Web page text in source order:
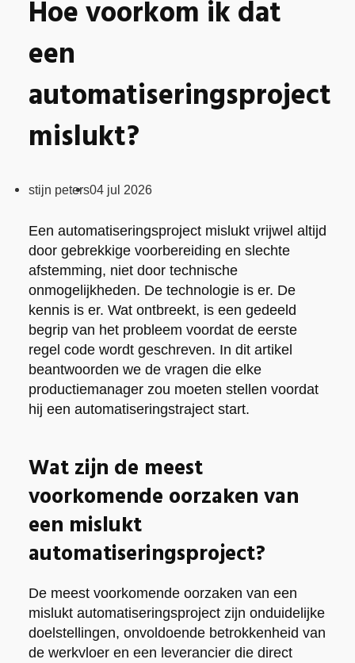
Hoe voorkom ik dat
een
automatiseringsproject
mislukt?
Posted
stijn peters04 jul 2026
Een automatiseringsproject mislukt vrijwel altijd
door gebrekkige voorbereiding en slechte
afstemming, niet door technische
onmogelijkheden. De technologie is er. De
kennis is er. Wat ontbreekt, is een gedeeld
begrip van het probleem voordat de eerste
regel code wordt geschreven. In dit artikel
beantwoorden we de vragen die elke
productiemanager zou moeten stellen voordat
hij een automatiseringstraject start.
Wat zijn de meest
voorkomende oorzaken van
een mislukt
automatiseringsproject?
De meest voorkomende oorzaken van een
mislukt automatiseringsproject zijn onduidelijke
doelstellingen, onvoldoende betrokkenheid van
de werkvloer en een leverancier die direct